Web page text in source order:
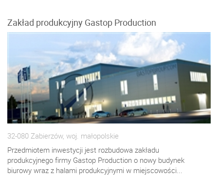
Zakład produkcyjny Gastop Production
32-080 Zabierzów, woj. małopolskie
Przedmiotem inwestycji jest rozbudowa zakładu
produkcyjnego firmy Gastop Production o nowy budynek
biurowy wraz z halami produkcyjnymi w miejscowości...